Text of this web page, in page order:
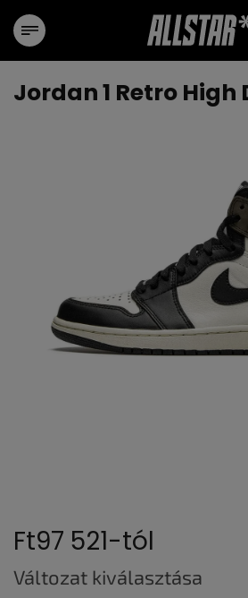
tartalomhoz
Jordan 1 Retro
Ft97 521-tól
Egységár:
Változat kiválasztása